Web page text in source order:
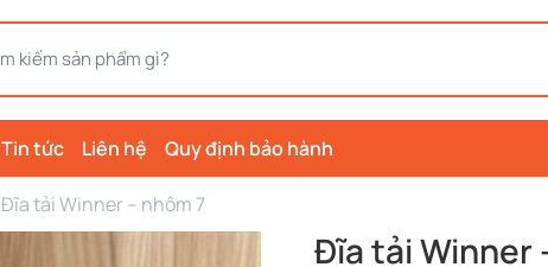
Tin tức Liên hệ Quy định bảo hành
Đĩa tải Winner – nhôm 7
Đĩa tải Winner